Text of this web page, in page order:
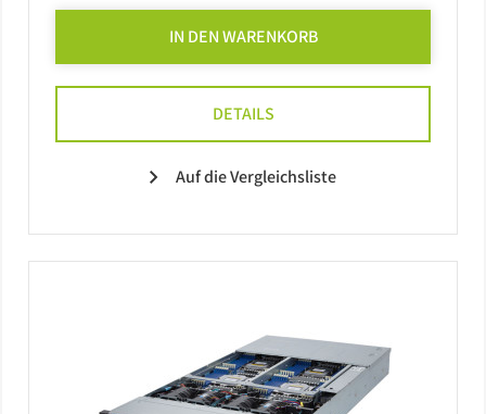
IN DEN WARENKORB
DETAILS
Auf die Vergleichsliste